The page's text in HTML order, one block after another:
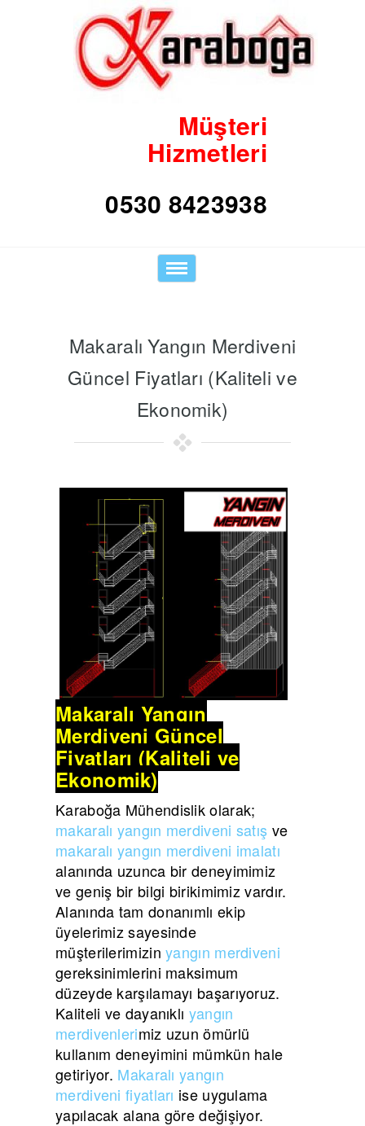
Müşteri
Hizmetleri
Toggle
navigation
Makaralı Yangın Merdiveni
Güncel Fiyatları (Kaliteli ve
Ekonomik)
Makaralı Yangın
Merdiveni Güncel
Fiyatları (Kaliteli ve
Ekonomik)
Karaboğa Mühendislik olarak;
makaralı yangın merdiveni satış ve
makaralı yangın merdiveni imalatı
alanında uzunca bir deneyimimiz
ve geniş bir bilgi birikimimiz vardır.
Alanında tam donanımlı ekip
üyelerimiz sayesinde
müşterilerimizinyangın merdiveni
gereksinimlerini maksimum
düzeyde karşılamayı başarıyoruz.
Kaliteli ve dayanıklı yangın
merdivenlerimiz uzun ömürlü
kullanım deneyimini mümkün hale
getiriyor. Makaralı yangın
merdiveni fiyatları ise uygulama
yapılacak alana göre değişiyor.